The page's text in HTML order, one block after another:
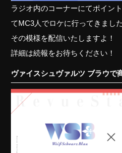
ラジオ内のコーナーにてポイン
てMC3人でロケに行ってきまし
その模様を配信いたしますよ！
詳細は続報をお待ちください！
ヴァイスシュヴァルツ ブラウで